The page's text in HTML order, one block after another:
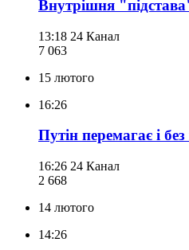
Внутрішня
13:18 24 Канал
7 063
15 лютого
16:26
Путін перемагає і
16:26 24 Канал
2 668
14 лютого
14:26